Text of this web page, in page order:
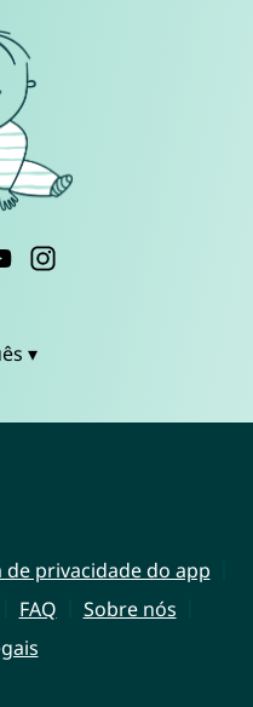
▾
de privacidade do app
FAQ
Sobre nós